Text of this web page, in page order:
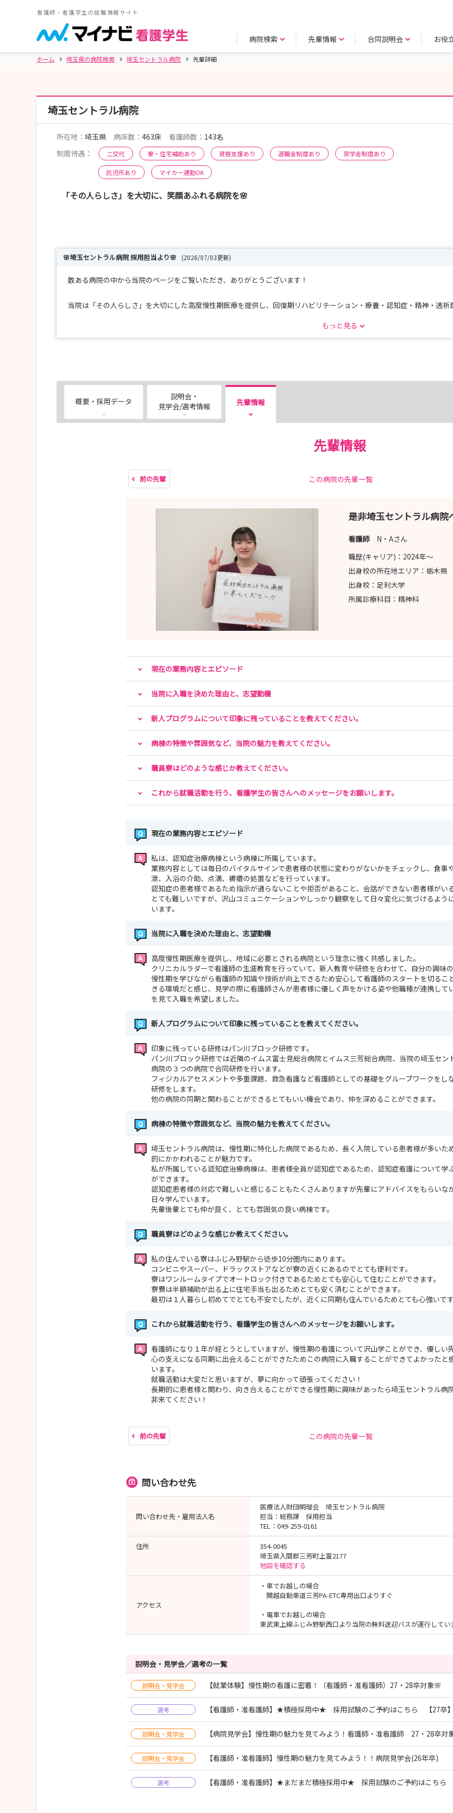
看護師・看護学生の就職情報サイト
病院検索 先輩情報 合同説明会 お役
ホーム 埼玉県の病院検索 埼玉セントラル病院 先輩詳細
埼玉セントラル病院
所在地： 埼玉県 病床数： 463床 看護師数： 143名
制度待遇：
二交代 寮・住宅補助あり 資格支援あり 退職金制度あり 奨学金制度あり
託児所あり マイカー通勤OK
「その人らしさ」を大切に、笑顔あふれる病院を🌸
🌸埼玉セントラル病院 採用担当より🌸 (2026/07/03更新)
数ある病院の中から当院のページをご覧いただき、ありがとうございます！
当院は「その人らしさ」を大切にした高度慢性期医療を提供し、回復期リハビリテーション・療養・認知症・精神・透析
病院見学では、実際の病棟やリハビリテーション、透析室などをご案内し、慢性期だからこそできる看護や、多職種で
見学後に「慢性期のイメージが変わった！」という学生さんも多くいらっしゃいます。
また、見学の際では、仕事内容だけでなく、教育体制や新人研修、休日の過ごし方など、気になることを何でもご相談い
「まずは話だけ聞いてみたい」「病院の雰囲気を見てみたい」という方も大歓迎です！
皆さんとお会いできることを、職員一同楽しみにしております。
ぜひお気軽に病院見学・インターンシップへお越しください！
医療法人財団明理会 埼玉セントラル病院 採用担当
もっと見る
概要・採用データ
説明会・
見学会/選考情報
先輩情報
先輩情報
前の先輩 この病院の先輩一覧
是非埼玉セントラル病院
看護師 N・Aさん
職歴(キャリア)： 2024年〜
出身校の所在地エリア： 栃木県
出身校： 足利大学
所属診療科目： 精神科
現在の業務内容とエピソード
当院に入職を決めた理由と、志望動機
新人プログラムについて印象に残っていることを教えてください。
病棟の特徴や雰囲気など、当院の魅力を教えてください。
職員寮はどのような感じか教えてください。
これから就職活動を行う、看護学生の皆さんへのメッセージをお願いします。
現在の業務内容とエピソード
私は、認知症治療病棟という病棟に所属しています。
業務内容としては毎日のバイタルサインで患者様の状態に変わりがないかをチェックし、食事
泄、入浴の介助、点滴、褥瘡の処置などを行っています。
認知症の患者様であるため指示が通らないことや拒否があること、会話ができない患者様がい
とても難しいですが、沢山コミュニケーションやしっかり観察をして日々変化に気づけるよう
います。
当院に入職を決めた理由と、志望動機
高度慢性期医療を提供し、地域に必要とされる病院という理念に強く共感しました。
クリニカルラダーで看護師の生涯教育を行っていて、新人教育や研修を合わせて、自分の興味
慢性期を学びながら看護師の知識や技術が向上できるため安心して看護師のスタートを切るこ
きる環境だと感じ、見学の際に看護師さんが患者様に優しく声をかける姿や他職種が連携して
を見て入職を希望しました。
新人プログラムについて印象に残っていることを教えてください。
印象に残っている研修はパン川ブロック研修です。
パン川ブロック研修では近隣のイムス富士見総合病院とイムス三芳総合病院、当院の埼玉セン
病院の３つの病院で合同研修を行います。
フィジカルアセスメントや多重課題、救急看護など看護師としての基礎をグループワークをし
研修をします。
他の病院の同期と関わることができるとてもいい機会であり、仲を深めることができます。
病棟の特徴や雰囲気など、当院の魅力を教えてください。
埼玉セントラル病院は、慢性期に特化した病院であるため、長く入院している患者様が多いた
的にかかわれることが魅力です。
私が所属している認知症治療病棟は、患者様全員が認知症であるため、認知症看護について学
ができます。
認知症患者様の対応で難しいと感じることもたくさんありますが先輩にアドバイスをもらいな
日々学んでいます。
先輩後輩とても仲が良く、とても雰囲気の良い病棟です。
職員寮はどのような感じか教えてください。
私の住んでいる寮はふじみ野駅から徒歩10分圏内にあります。
コンビニやスーパー、ドラックストアなどが寮の近くにあるのでとても便利です。
寮はワンルームタイプでオートロック付きであるためとても安心して住むことができます。
寮費は半額補助が出る上に住宅手当も出るためとても安く済むことができます。
最初は１人暮らし初めてでとても不安でしたが、近くに同期も住んでいるためとても心強いです
これから就職活動を行う、看護学生の皆さんへのメッセージをお願いします。
看護師になり１年が経とうとしていますが、慢性期の看護について沢山学ことができ、優しい
心の支えになる同期に出会えることができたためこの病院に入職することができてよかったと
います。
就職活動は大変だと思いますが、夢に向かって頑張ってください！
長期的に患者様と関わり、向き合えることができる慢性期に興味があったら埼玉セントラル病
非来てください！
前の先輩 この病院の先輩一覧
問い合わせ先
問い合わせ先・雇用法人名
医療法人財団明理会 埼玉セントラル病院
担当：総務課 採用担当
TEL：049-259-0161
住所
354-0045
埼玉県入間郡三芳町上富2177
地図を確認する
アクセス
・車でお越しの場合
関越自動車道三芳PA-ETC専用出口よりすぐ
・電車でお越しの場合
東武東上線ふじみ野駅西口より当院の無料送迎バスが運行してい
説明会・見学会／選考の一覧
説明会・見学会 【就業体験】慢性期の看護に密着！（看護師・准看護師）27・28卒対象🌸
選考 【看護師・准看護師】★積極採用中★ 採用試験のご予約はこちら 【27卒】
説明会・見学会 【病院見学会】慢性期の魅力を見てみよう！看護師・准看護師 27・28卒対
説明会・見学会 【看護師・准看護師】慢性期の魅力を見てみよう！！病院見学会(26年卒)
選考 【看護師・准看護師】★まだまだ積極採用中★ 採用試験のご予約はこちら